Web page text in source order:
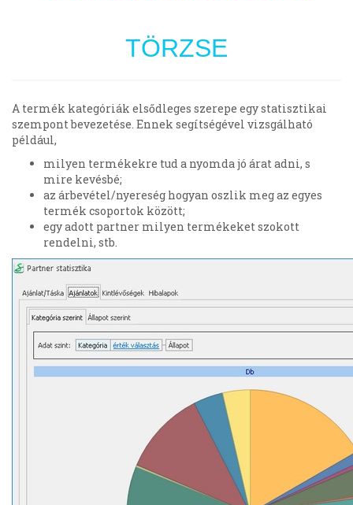
TÖRZSE
A termék kategóriák elsődleges szerepe egy statisztikai
szempont bevezetése. Ennek segítségével vizsgálható
például,
milyen termékekre tud a nyomda jó árat adni, s
mire kevésbé;
az árbevétel/nyereség hogyan oszlik meg az egyes
termék csoportok között;
egy adott partner milyen termékeket szokott
rendelni, stb.